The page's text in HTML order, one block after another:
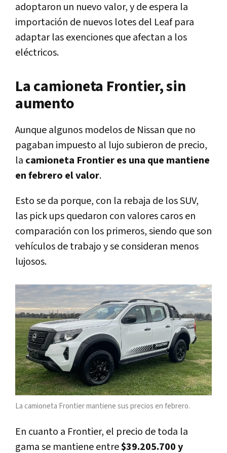
adoptaron un nuevo valor, y de espera la
importación de nuevos lotes del Leaf para
adaptar las exenciones que afectan a los
eléctricos.
La camioneta Frontier, sin
aumento
Aunque algunos modelos de Nissan que no
pagaban impuesto al lujo subieron de precio,
la camioneta Frontier es una que mantiene
en febrero el valor.
Esto se da porque, con la rebaja de los SUV,
las pick ups quedaron con valores caros en
comparación con los primeros, siendo que son
vehículos de trabajo y se consideran menos
lujosos.
La camioneta Frontier mantiene sus precios en febrero.
En cuanto a Frontier, el precio de toda la
gama se mantiene entre$39.205.700 y